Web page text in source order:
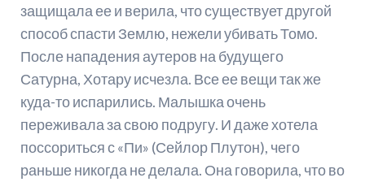
защищала ее и верила, что существует другой
способ спасти Землю, нежели убивать Томо.
После нападения аутеров на будущего
Сатурна, Хотару исчезла. Все ее вещи так же
куда-то испарились. Малышка очень
переживала за свою подругу. И даже хотела
поссориться с «Пи» (Сейлор Плутон), чего
раньше никогда не делала. Она говорила, что во